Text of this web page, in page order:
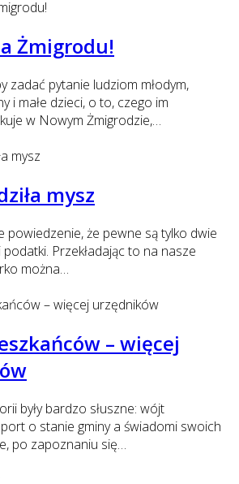
Żmigrodu!
zadać pytanie ludziom młodym,
i małe dzieci, o to, czego im
w Nowym Żmigrodzie,…
mysz
powiedzenie, że pewne są tylko dwie
Przekładając to na nasze
można…
– więcej
były bardzo słuszne: wójt
o stanie gminy a świadomi swoich
po zapoznaniu się…